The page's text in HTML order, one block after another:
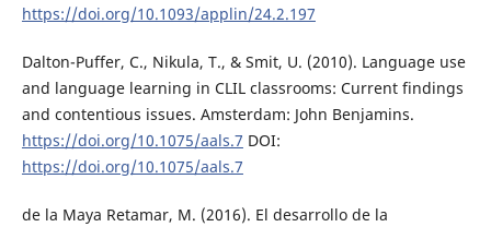
https://doi.org/10.1093/applin/24.2.197
Dalton-Puffer, C., Nikula, T., & Smit, U. (2010). Language use
and language learning in CLIL classrooms: Current findings
and contentious issues. Amsterdam: John Benjamins.
https://doi.org/10.1075/aals.7 DOI:
https://doi.org/10.1075/aals.7
de la Maya Retamar, M. (2016). El desarrollo de la